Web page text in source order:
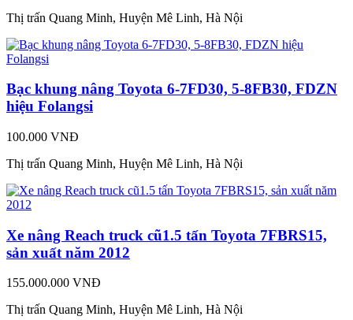
Thị trấn Quang Minh, Huyện Mê Linh, Hà Nội
Bạc khung nâng Toyota 6-7FD30, 5-8FB30, FDZN
hiệu Folangsi
100.000 VNĐ
Thị trấn Quang Minh, Huyện Mê Linh, Hà Nội
Xe nâng Reach truck cũ1.5 tấn Toyota 7FBRS15,
sản xuất năm 2012
155.000.000 VNĐ
Thị trấn Quang Minh, Huyện Mê Linh, Hà Nội